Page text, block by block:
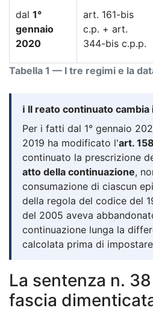
Tabella 1 — I tre regimi e la
dal 1°
gennaio
2020
art. 161-bis
c.p. + art.
344-bis c.p.p.
ℹ️ Il reato continuato
Per i fatti dal 1° gennaio
2019 ha modificato l'art.
continuato la prescrizione
atto della continuazione,
consumazione di ciascun
della regola del codice del
del 2005 aveva
continuazione lunga la
calcolata prima di
La sentenza n.
fascia